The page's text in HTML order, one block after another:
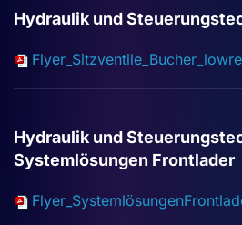
Hydraulik und
Hydraulik und
Systemlösungen Frontlader